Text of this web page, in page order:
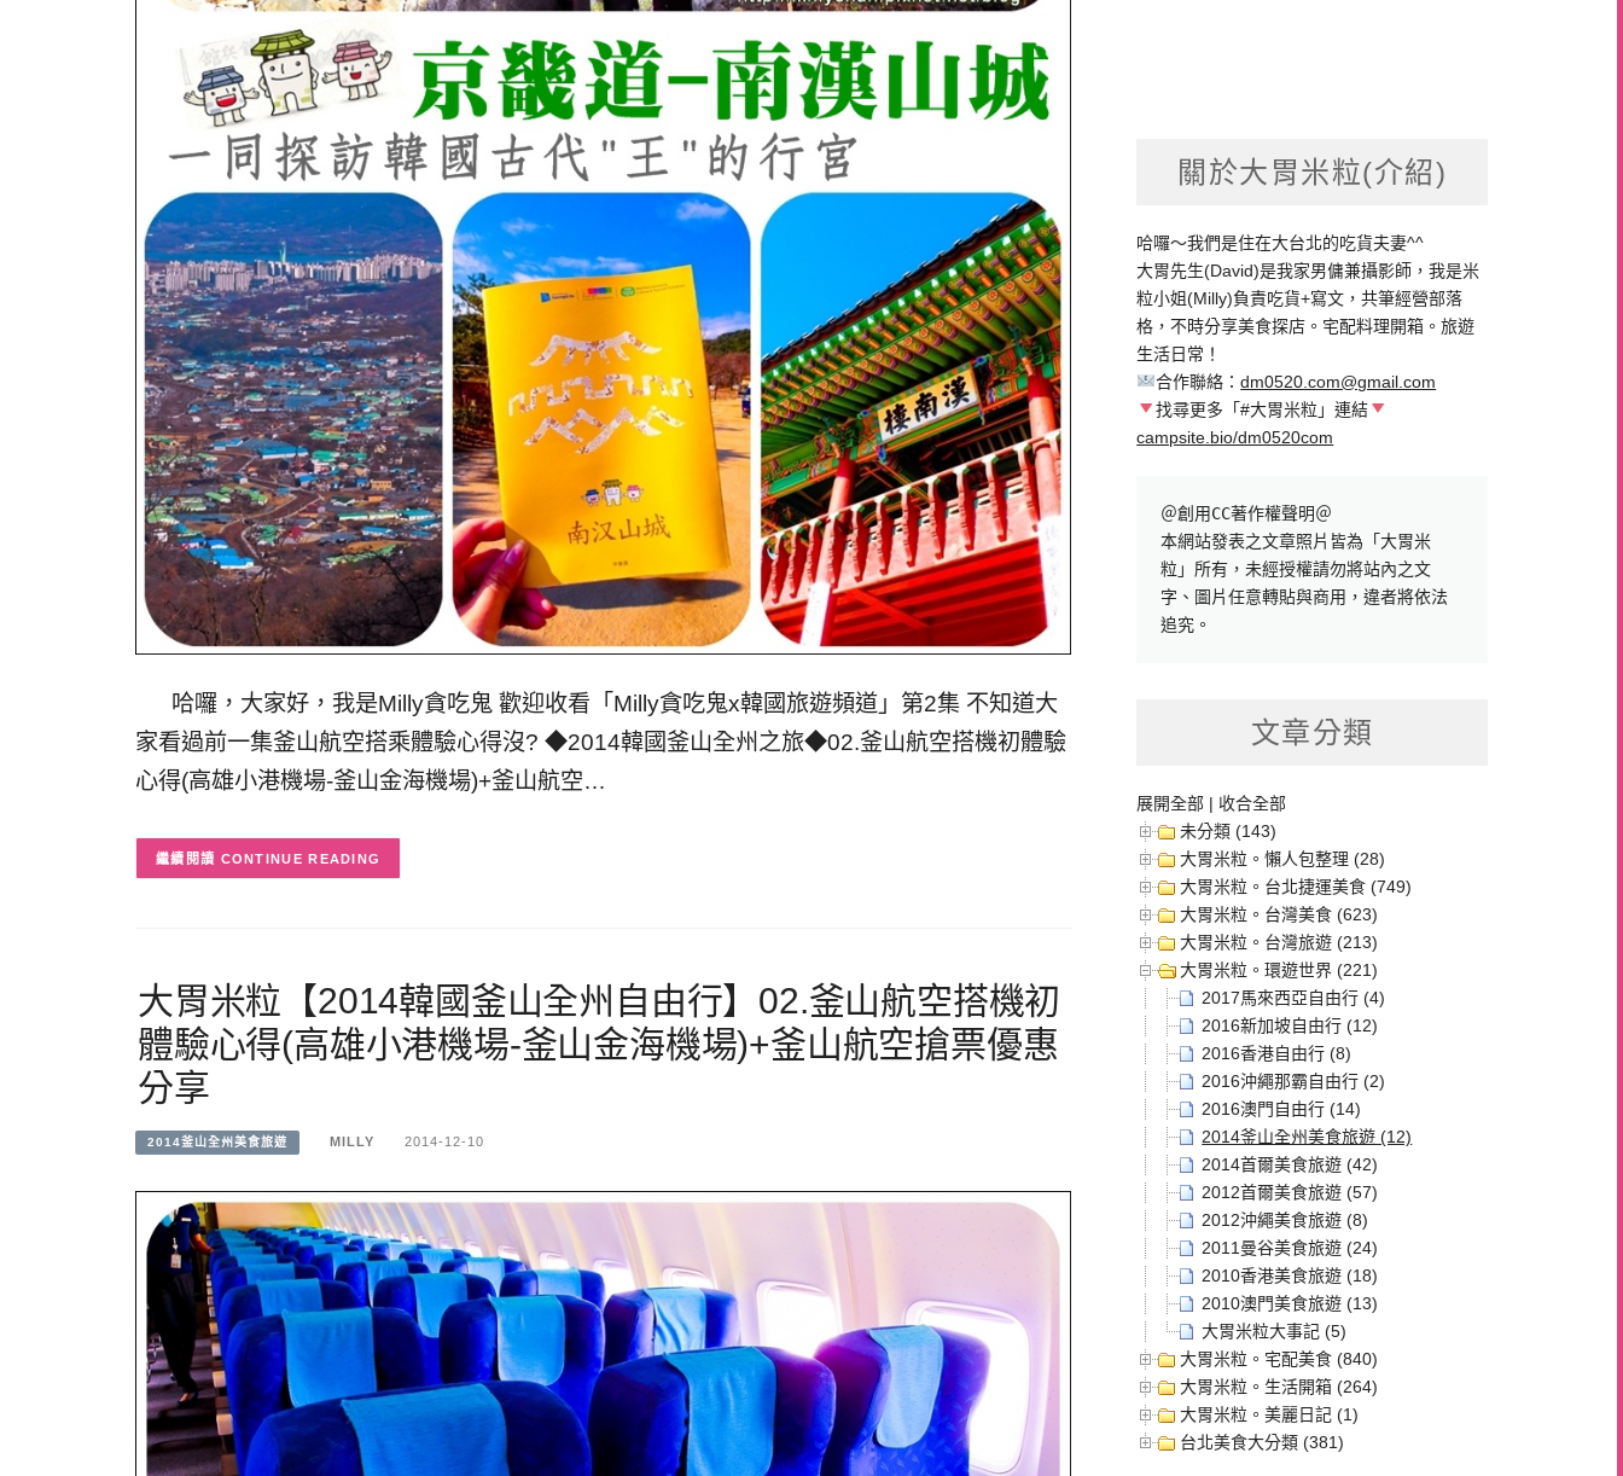
哈囉，大家好，我是Milly貪吃鬼 歡迎收看「Milly貪吃鬼x韓國旅遊頻道」第2集 不知道大
家看過前一集釜山航空搭乘體驗心得沒? ◆2014韓國釜山全州之旅◆02.釜山航空搭機初體驗
心得(高雄小港機場-釜山金海機場)+釜山航空…
CONTINUE READING
大胃米粒【2014韓國釜山全州自由行】02.釜山航空搭機初
體驗心得(高雄小港機場-釜山金海機場)+釜山航空搶票優惠
分享
2014釜山全州美食旅遊 MILLY 2014-12-10
關於大胃米粒(介紹)
哈囉～我們是住在大台北的吃貨夫妻^^
大胃先生(David)是我家男傭兼攝影師，我是米
粒小姐(Milly)負責吃貨+寫文，共筆經營部落
格，不時分享美食探店。宅配料理開箱。旅遊
生活日常！
合作聯絡：dm0520.com@gmail.com
找尋更多「#大胃米粒」連結
campsite.bio/dm0520com
＠創用CC著作權聲明＠
本網站發表之文章照片皆為「大胃米
粒」所有，未經授權請勿將站內之文
字、圖片任意轉貼與商用，違者將依法
追究。
文章分類
展開全部 | 收合全部
未分類 (143)
大胃米粒。懶人包整理 (28)
大胃米粒。台北捷運美食 (749)
大胃米粒。台灣美食 (623)
大胃米粒。台灣旅遊 (213)
大胃米粒。環遊世界 (221)
2017馬來西亞自由行 (4)
2016新加坡自由行 (12)
2016香港自由行 (8)
2016沖繩那霸自由行 (2)
2016澳門自由行 (14)
2014釜山全州美食旅遊 (12)
2014首爾美食旅遊 (42)
2012首爾美食旅遊 (57)
2012沖繩美食旅遊 (8)
2011曼谷美食旅遊 (24)
2010香港美食旅遊 (18)
2010澳門美食旅遊 (13)
大胃米粒大事記 (5)
大胃米粒。宅配美食 (840)
大胃米粒。生活開箱 (264)
大胃米粒。美麗日記 (1)
台北美食大分類 (381)